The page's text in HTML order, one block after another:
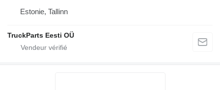
Estonie, Tallinn
TruckParts Eesti OÜ